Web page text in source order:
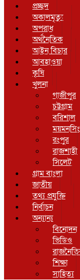
প্রচ্ছদ
অকালমৃত্যু
অপরাধ
অর্থনৈতিক
আইন বিচার
আবহাওয়া
কৃষি
খুলনা
গাজীপুর
চট্টগ্রাম
বরিশাল
রংপুর
রাজশাহী
সিলেট
গ্রাম বাংলা
জাতীয়
তথ্য প্রযুক্তি
নির্বাচন
অন্যান্য
বিনোদন
ভিডিও
শিক্ষা
সাহিত্য